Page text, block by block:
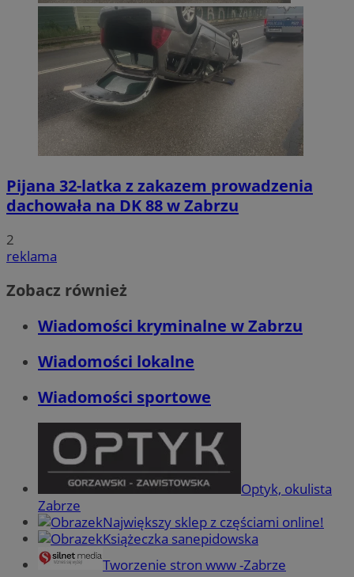
Pijana 32-latka z zakazem prowadzenia
dachowała na DK 88 w Zabrzu
2
reklama
Zobacz również
Wiadomości kryminalne w Zabrzu
Wiadomości lokalne
Wiadomości sportowe
Optyk, okulista
Zabrze
Największy sklep z częściami online!
Książeczka sanepidowska
Tworzenie stron www -Zabrze